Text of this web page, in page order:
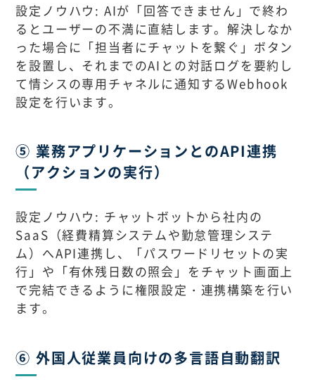
設定ノウハウ: AIが「回答できません」で終わ
るとユーザーの不満に直結します。解決しなか
った場合に「担当者にチャットを繋ぐ」ボタン
を設置し、それまでのAIとの対話ログを要約し
て情シスの専用チャネルに通知するWebhook
設定を行います。
⑤ 業務アプリケーションとのAPI連携
（アクションの実行）
設定ノウハウ: チャットボットから社内の
SaaS（経費精算システムや勤怠管理システ
ム）へAPI連携し、「パスワードリセットの実
行」や「有休残日数の照会」をチャット画面上
で完結できるように権限設定・連携構築を行い
ます。
⑥ 外国人従業員向けの多言語自動翻訳